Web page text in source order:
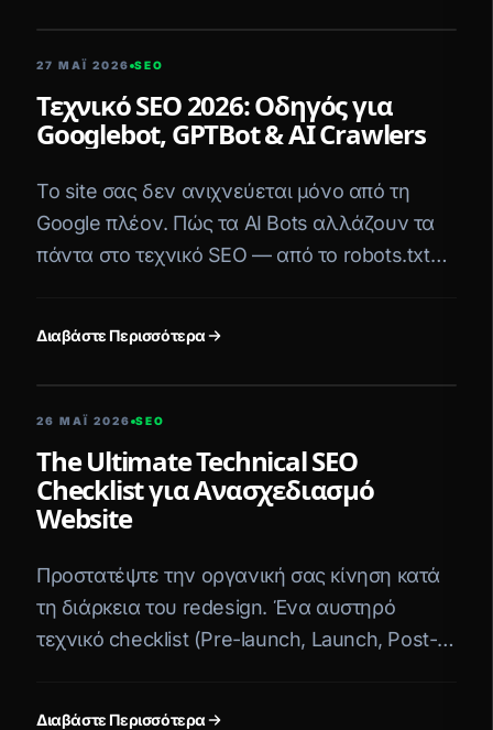
27 ΜΑΪ́ 2026 SEO
Τεχνικό SEO 2026: Οδηγός για
Googlebot, GPTBot & AI Crawlers
Το site σας δεν ανιχνεύεται μόνο από τη
Google πλέον. Πώς τα AI Bots αλλάζουν τα
πάντα στο τεχνικό SEO — από το robots.txt
Διαβάστε Περισσότερα
26 ΜΑΪ́ 2026 SEO
The Ultimate Technical SEO
Checklist για Ανασχεδιασμό
Website
Προστατέψτε την οργανική σας κίνηση κατά
τη διάρκεια του redesign. Ένα αυστηρό
τεχνικό checklist (Pre-launch, Launch, Post-
Διαβάστε Περισσότερα